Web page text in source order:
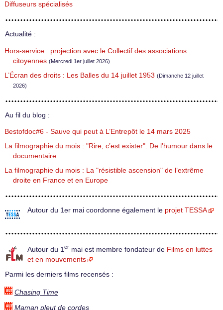
Diffuseurs spécialisés
Actualité :
Hors-service : projection avec le Collectif des associations
citoyennes (Mercredi 1er juillet 2026)
L’Écran des droits : Les Balles du 14 juillet 1953 (Dimanche 12 juillet
2026)
Au fil du blog :
Bestofdoc#6 - Sauve qui peut à L’Entrepôt le 14 mars 2025
La filmographie du mois : "Rire, c’est exister". De l’humour dans le
documentaire
La filmographie du mois : La "résistible ascension" de l’extrême
droite en France et en Europe
Autour du 1er mai coordonne également le projet TESSA
Autour du 1 er mai est membre fondateur de Films en luttes
et en mouvements
Parmi les derniers films recensés :
Chasing Time
Maman pleut de cordes